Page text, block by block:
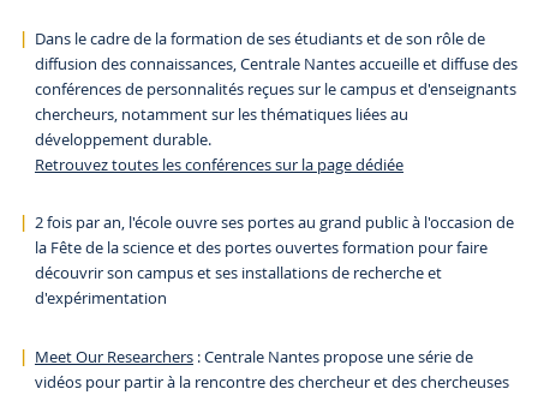
Dans le cadre de la formation de ses étudiants et de son rôle de
diffusion des connaissances, Centrale Nantes accueille et diffuse des
conférences de personnalités reçues sur le campus et d'enseignants
chercheurs, notamment sur les thématiques liées au
développement durable.
Retrouvez toutes les conférences sur la page dédiée
2 fois par an, l'école ouvre ses portes au grand public à l'occasion de
la Fête de la scienceet des portes ouvertes formation pour faire
découvrir son campus et ses installations de recherche et
d'expérimentation
Meet Our Researchers: Centrale Nantes propose une série de
vidéos pour partir à la rencontre des chercheur et des chercheuses